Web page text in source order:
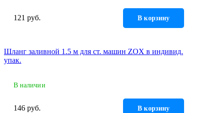
121 руб. В корзину
Шланг заливной 1.5 м для ст. машин ZOX в индивид.
упак.
В наличии
146 руб. В корзину